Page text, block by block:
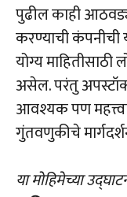
पुढील काही
करण्याची
योग्य
असेल. परंतु
आवश्यक पण
गुंतवणुकीचे
या मोहिमेच्या